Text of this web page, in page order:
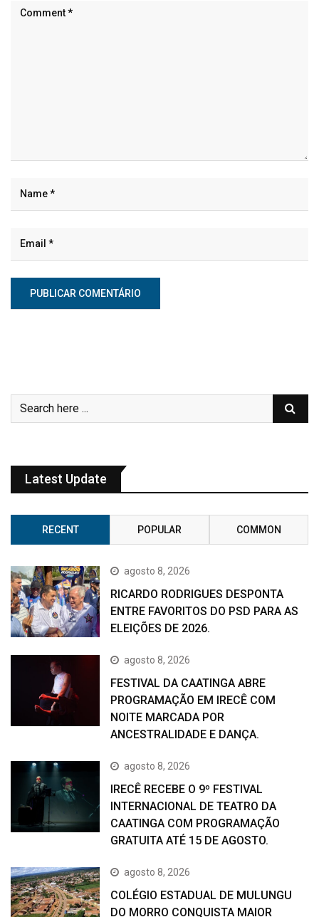
Latest Update
RECENT POPULAR COMMON
agosto 8, 2026
RICARDO RODRIGUES DESPONTA
ENTRE FAVORITOS DO PSD PARA AS
ELEIÇÕES DE 2026.
agosto 8, 2026
FESTIVAL DA CAATINGA ABRE
PROGRAMAÇÃO EM IRECÊ COM
NOITE MARCADA POR
ANCESTRALIDADE E DANÇA.
agosto 8, 2026
IRECÊ RECEBE O 9º FESTIVAL
INTERNACIONAL DE TEATRO DA
CAATINGA COM PROGRAMAÇÃO
GRATUITA ATÉ 15 DE AGOSTO.
agosto 8, 2026
COLÉGIO ESTADUAL DE MULUNGU
DO MORRO CONQUISTA MAIOR